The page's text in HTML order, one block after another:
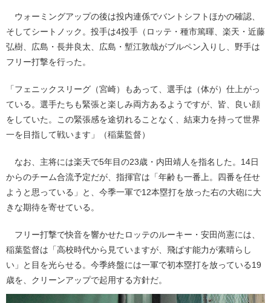
ウォーミングアップの後は投内連係でバントシフトほかの確認、
そしてシートノック。投手は4投手（ロッテ・種市篤暉、楽天・近藤
弘樹、広島・長井良太、広島・塹江敦哉がブルペン入りし、野手は
フリー打撃を行った。
「フェニックスリーグ（宮崎）もあって、選手は（体が）仕上がっ
ている。選手たちも緊張と楽しみ両方あるようですが、皆、良い顔
をしていた。この緊張感を途切れることなく、結束力を持って世界
一を目指して戦います」（稲葉監督）
なお、主将には楽天で5年目の23歳・内田靖人を指名した。14日
からのチーム合流予定だが、指揮官は「年齢も一番上。四番を任せ
ようと思っている」と、今季一軍で12本塁打を放った右の大砲に大
きな期待を寄せている。
フリー打撃で快音を響かせたロッテのルーキー・安田尚憲には、
稲葉監督は「高校時代から見ていますが、飛ばす能力が素晴らし
い」と目を光らせる。今季終盤には一軍で初本塁打を放っている19
歳を、クリーンアップで起用する方針だ。